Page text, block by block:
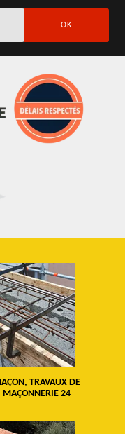
TRAVAUX DE
MAÇONNERIE 24